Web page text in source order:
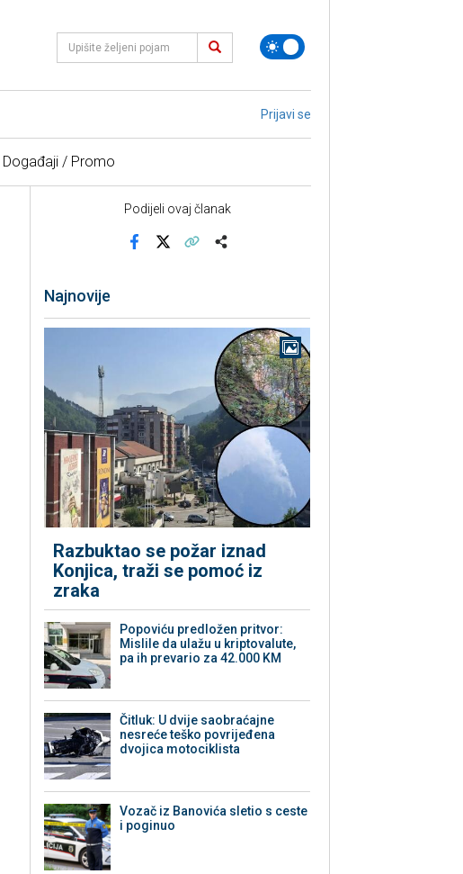
Prijavi se
Događaji / Promo
Podijeli ovaj članak
Najnovije
Razbuktao se požar iznad
Konjica, traži se pomoć iz
zraka
Popoviću predložen pritvor:
Mislile da ulažu u kriptovalute,
pa ih prevario za 42.000 KM
Čitluk: U dvije saobraćajne
nesreće teško povrijeđena
dvojica motociklista
Vozač iz Banovića sletio s ceste
i poginuo